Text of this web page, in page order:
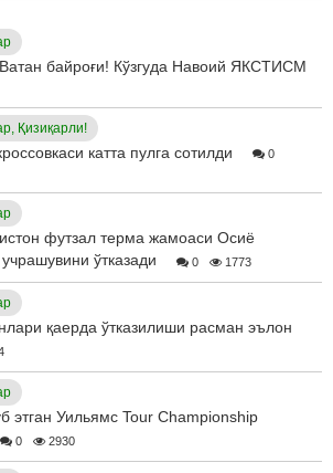
байроғи! Кўзгуда Навоий ЯКСТИСМ
Қизиқарли!
катта пулга сотилди
0
футзал терма жамоаси Осиё
ўтказади
0 1773
қаерда ўтказилиши расман эълон
этган Уильямс Tour Championship
0 2930